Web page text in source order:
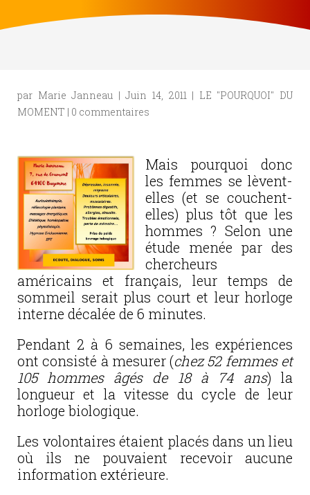
par Marie Janneau |Juin 14, 2011| LE "POURQUOI" DU
MOMENT | 0 commentaires
Mais pourquoi donc
les femmes se lèvent-
elles (et se couchent-
elles) plus tôt que les
hommes ? Selon une
étude menée par des
chercheurs
américains et français, leur temps de
sommeil serait plus court et leur horloge
interne décalée de 6 minutes.
Pendant 2 à 6 semaines, les expériences
ont consisté à mesurer (chez 52 femmes et
105 hommes âgés de 18 à 74 ans) la
longueur et la vitesse du cycle de leur
horloge biologique.
Les volontaires étaient placés dans un lieu
où ils ne pouvaient recevoir aucune
information extérieure.